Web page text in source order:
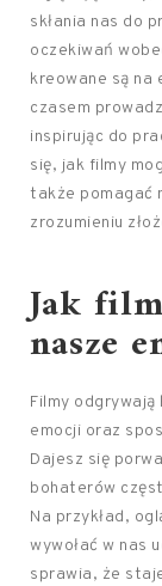
skłania nas do
oczekiwań
kreowane są na
czasem
inspirując do
się, jak filmy
także pomagać
zrozumieniu
Jak
nasze
Filmy odgrywają
emocji oraz
Dajesz się
bohaterów
Na przykład,
wywołać w nas
sprawia, że